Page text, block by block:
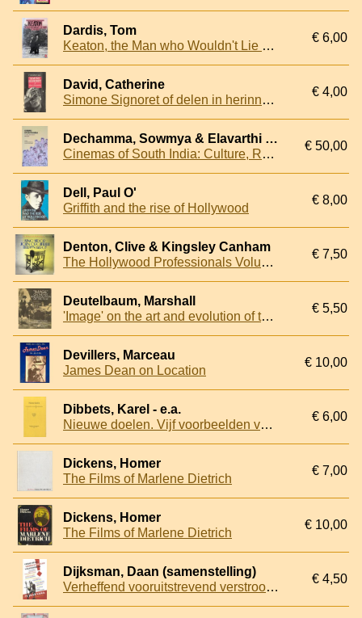
Dardis, Tom
Keaton, the Man who Wouldn't Lie Down
€ 6,00
David, Catherine
Simone Signoret of delen in herinnering
€ 4,00
Dechamma, Sowmya & Elavarthi Sathya Prakash
Cinemas of South India: Culture, Resistance, Ideology
€ 50,00
Dell, Paul O'
Griffith and the rise of Hollywood
€ 8,00
Denton, Clive & Kingsley Canham
The Hollywood Professionals Volume 5: King Vidor, John Cromwell, Mervyn Leroy
€ 7,50
Deutelbaum, Marshall
'Image' on the art and evolution of the film
€ 5,50
Devillers, Marceau
James Dean on Location
€ 10,00
Dibbets, Karel - e.a.
Nieuwe doelen. Vijf voorbeelden van film- en televisiewetenschap
€ 6,00
Dickens, Homer
The Films of Marlene Dietrich
€ 7,00
Dickens, Homer
The Films of Marlene Dietrich
€ 10,00
Dijksman, Daan (samenstelling)
Verheffend vooruitstrevend verstrooiend: 75 jaar VARA. Jan Blokker, Koos Postema, Youp van 't Hek, Boudewijn Büch, J.J. Voskuil & vele anderen
€ 4,50